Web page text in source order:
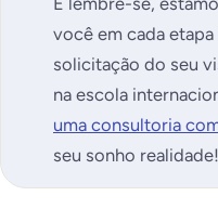
você em cada
solicitação do seu
na escola
uma consultoria
seu sonho realidade!